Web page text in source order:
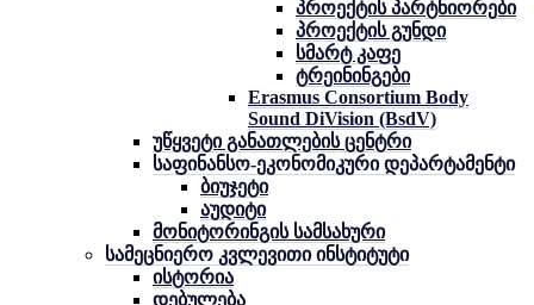
პროექტის პარტნიორები
პროექტის გუნდი
სმარტ კაფე
ტრეინინგები
Erasmus Consortium Body
Sound DiVision (BsdV)
უწყვეტი განათლების ცენტრი
საფინანსო-ეკონომიკური დეპარტამენტი
ბიუჯეტი
აუდიტი
მონიტორინგის სამსახური
სამეცნიერო კვლევითი ინსტიტუტი
ისტორია
დებულება